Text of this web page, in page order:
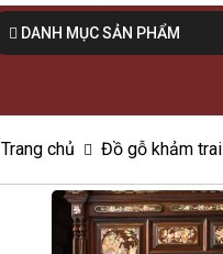
DANH MỤC SẢN PHẨM
Trang chủ Đồ gỗ khảm trai